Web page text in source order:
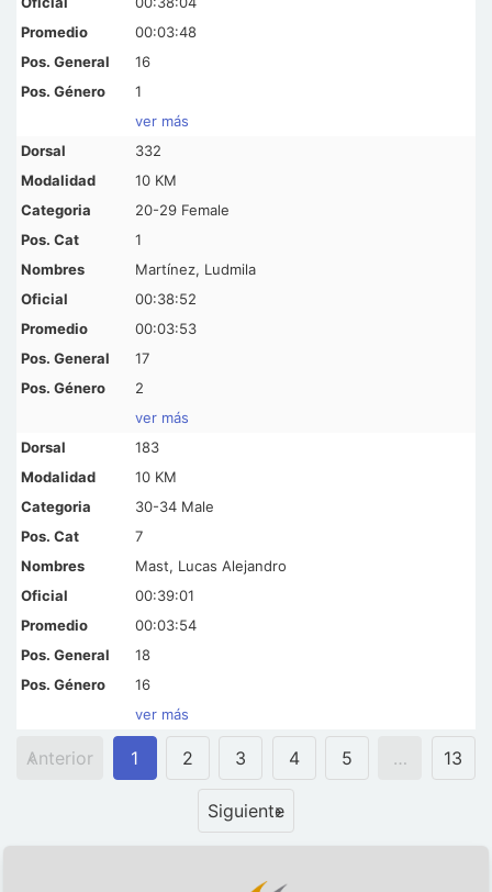
00:03:48
16
1
ver más
332
10 KM
20-29 Female
1
Martínez, Ludmila
00:38:52
00:03:53
17
2
ver más
183
10 KM
30-34 Male
7
Mast, Lucas Alejandro
00:39:01
00:03:54
18
16
ver más
Anterior 1 2 3 4 5 … 13
Siguiente